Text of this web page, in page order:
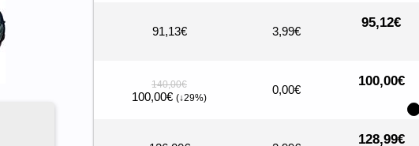
91,13€ 3,99€
95,12€
140,00€
100,00€ (↓29%)
0,00€
100,00€
128,99€